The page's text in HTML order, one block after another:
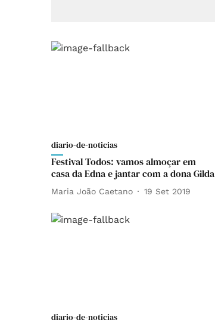
diario-de-noticias
Festival Todos: vamos almoçar em
casa da Edna e jantar com a dona Gilda
Maria João Caetano 19 Set 2019
diario-de-noticias